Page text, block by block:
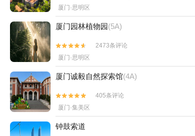
厦门·思明区
厦门园林植物园(5A)


2473条评论
厦门·思明区
厦门诚毅自然探索馆(4A)


405条评论
厦门·集美区
钟鼓索道